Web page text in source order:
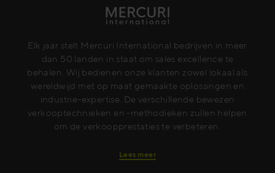
Elk jaar stelt Mercuri International bedrijven in meer
dan 50 landen in staat om sales excellence te
behalen. Wij bedienen onze klanten zowel lokaal als
wereldwijd met op maat gemaakte oplossingen en
industrie-expertise. De verschillende bewezen
verkooptechnieken en -methodieken zullen helpen
om de verkoopprestaties te verbeteren.
Lees meer